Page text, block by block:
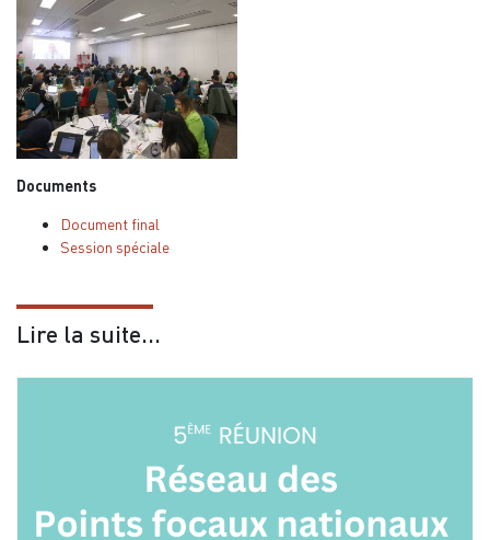
Documents
Document final
Session spéciale
Lire la suite...